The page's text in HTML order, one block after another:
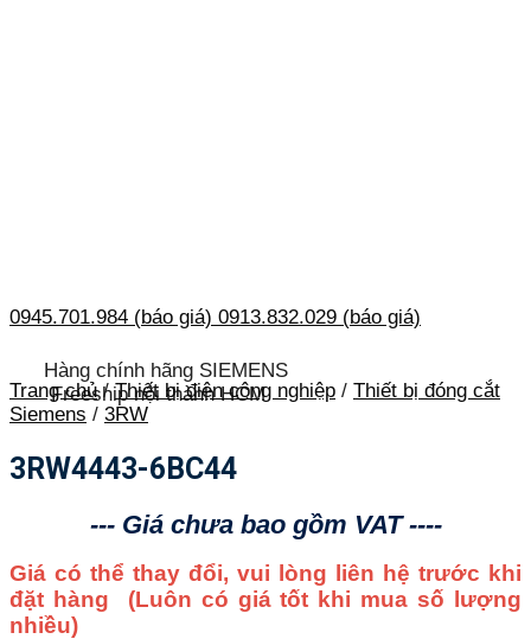
0945.701.984 (báo giá) 0913.832.029 (báo giá)
Hàng chính hãng SIEMENS
Freeship nội thành HCM
Trang chủ / Thiết bị điện công nghiệp / Thiết bị đóng cắt
Siemens / 3RW
3RW4443-6BC44
--- Giá chưa bao gồm VAT ----
Giá có thể thay đổi, vui lòng liên hệ trước khi
đặt hàng (Luôn có giá tốt khi mua số lượng
nhiều)